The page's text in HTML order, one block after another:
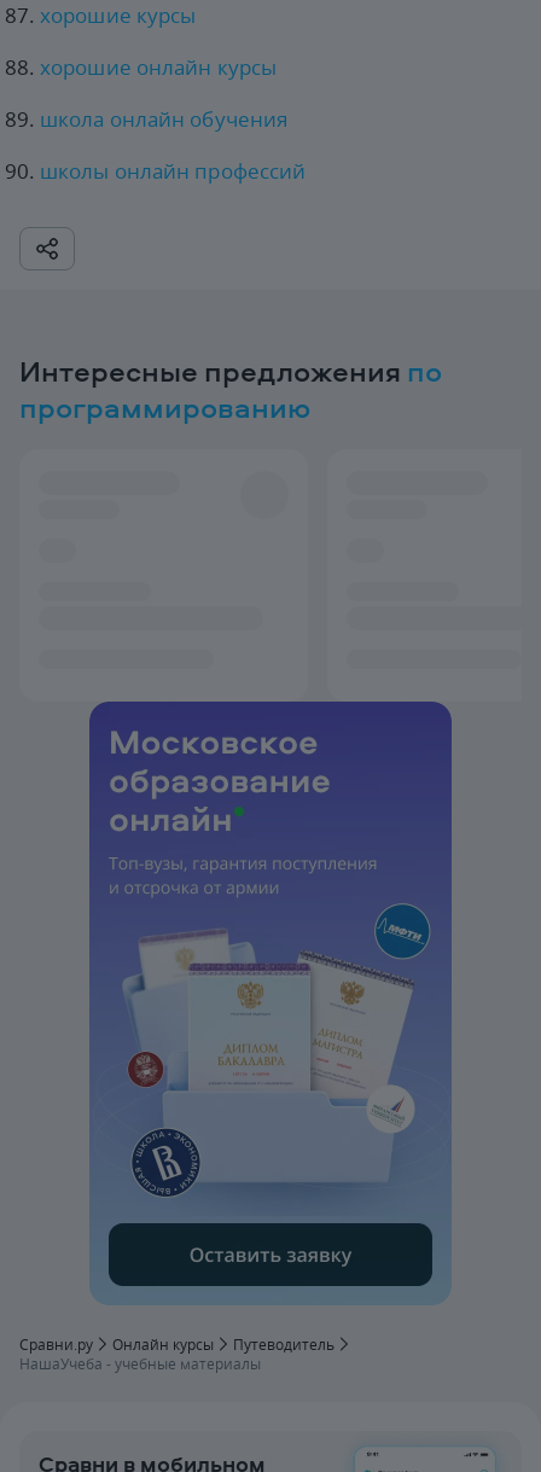
хорошие курсы
хорошие онлайн курсы
школа онлайн обучения
школы онлайн профессий
Интересные предложения по
программированию
Сравни.ру Онлайн курсы
Путеводитель
НашаУчеба - учебные материалы
Сравни в мобильном